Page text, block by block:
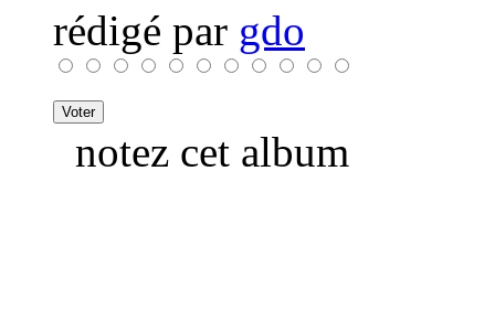
rédigé par gdo
notez cet album